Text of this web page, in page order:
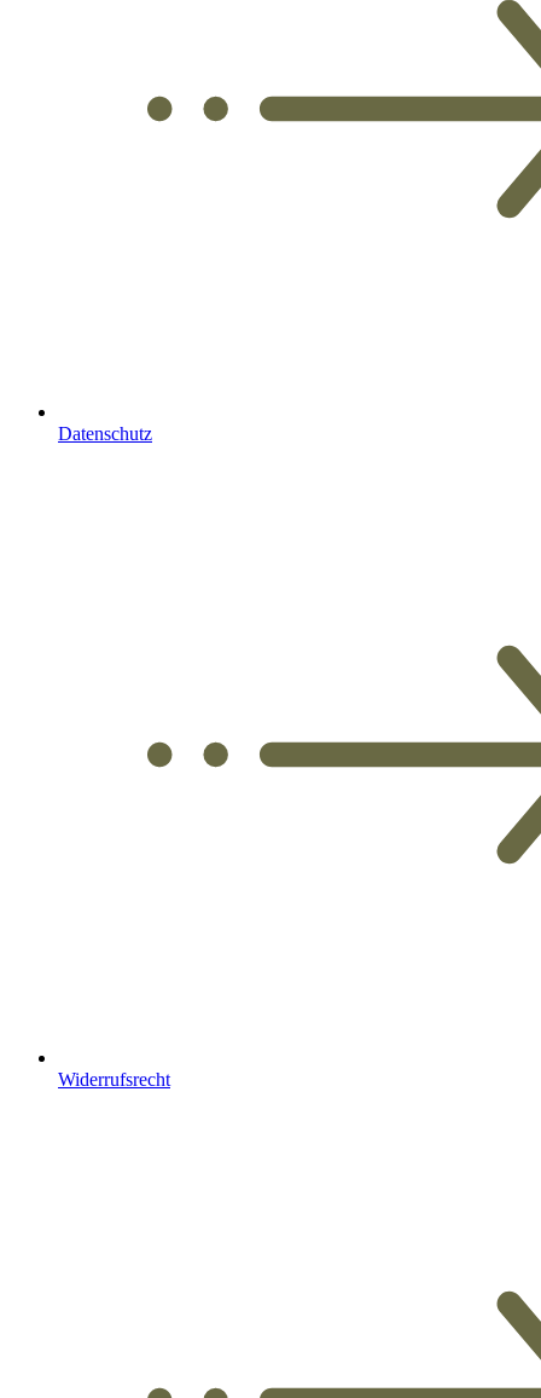
Datenschutz
Widerrufsrecht